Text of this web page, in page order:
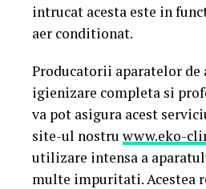
intrucat acesta este in
aer conditionat.
Producatorii aparatelor de
igienizare completa si
va pot asigura acest
site-ul nostru www.eko-
utilizare intensa a
multe impuritati. Acestea